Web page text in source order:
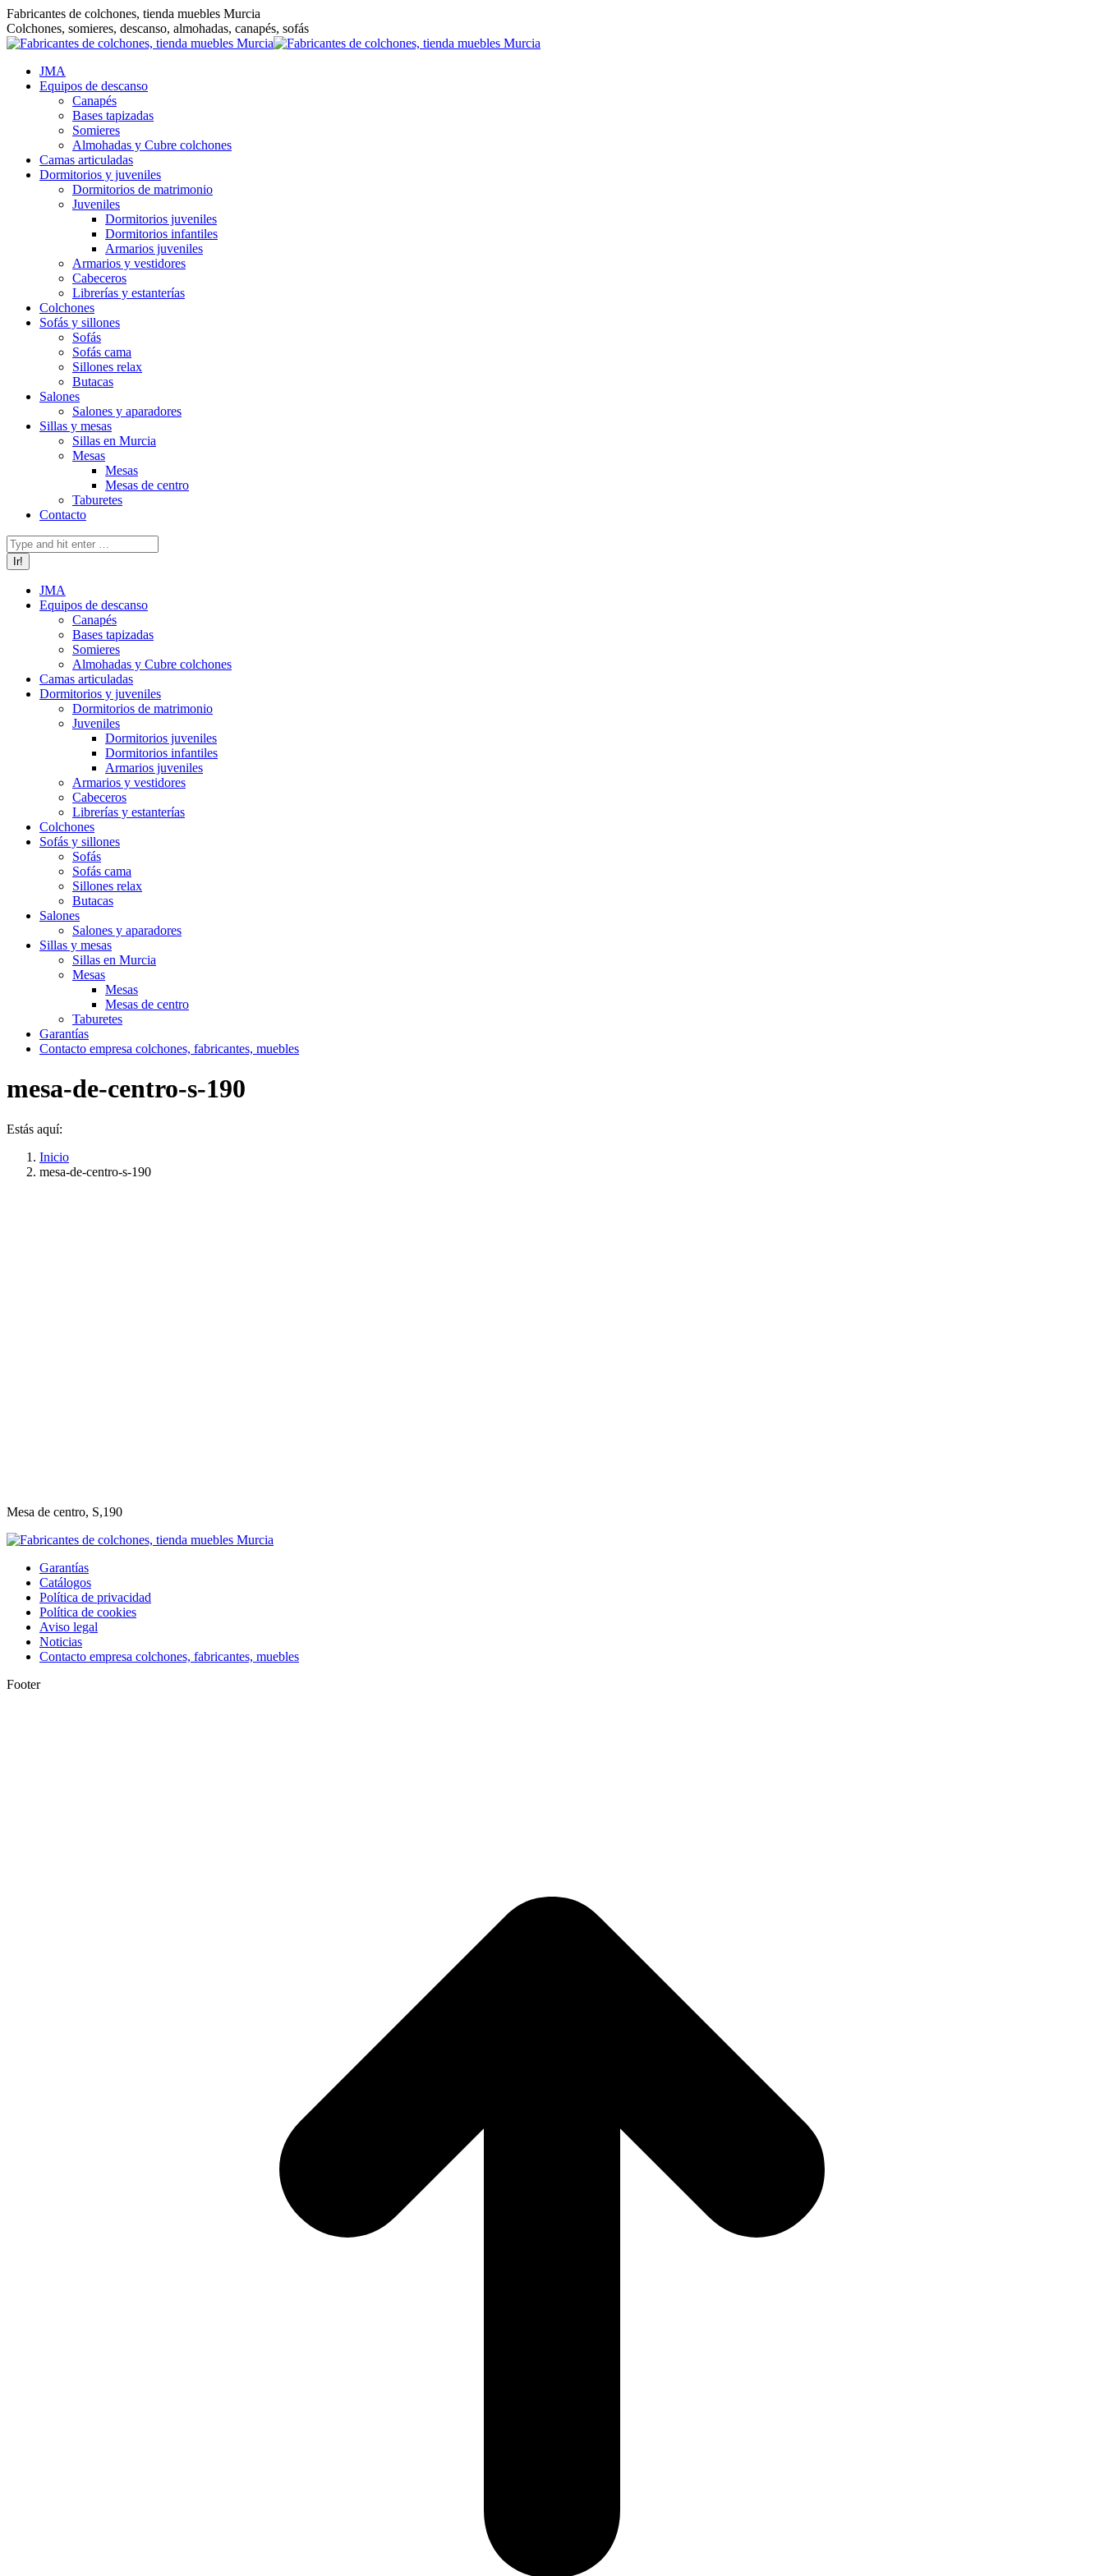
Saltar
al
contenido
Fabricantes de colchones, tienda muebles Murcia
Colchones, somieres, descanso, almohadas, canapés, sofás
JMA
Equipos de descanso
Canapés
Bases tapizadas
Somieres
Almohadas y Cubre colchones
Camas articuladas
Dormitorios y juveniles
Dormitorios de matrimonio
Juveniles
Dormitorios juveniles
Dormitorios infantiles
Armarios juveniles
Armarios y vestidores
Cabeceros
Librerías y estanterías
Colchones
Sofás y sillones
Sofás
Sofás cama
Sillones relax
Butacas
Salones
Salones y aparadores
Sillas y mesas
Sillas en Murcia
Mesas
Mesas
Mesas de centro
Taburetes
Contacto
Buscar:
JMA
Equipos de descanso
Canapés
Bases tapizadas
Somieres
Almohadas y Cubre colchones
Camas articuladas
Dormitorios y juveniles
Dormitorios de matrimonio
Juveniles
Dormitorios juveniles
Dormitorios infantiles
Armarios juveniles
Armarios y vestidores
Cabeceros
Librerías y estanterías
Colchones
Sofás y sillones
Sofás
Sofás cama
Sillones relax
Butacas
Salones
Salones y aparadores
Sillas y mesas
Sillas en Murcia
Mesas
Mesas
Mesas de centro
Taburetes
Garantías
Contacto empresa colchones, fabricantes, muebles
mesa-de-centro-s-190
Estás aquí:
Inicio
mesa-de-centro-s-190
Mesa de centro, S,190
Garantías
Catálogos
Política de privacidad
Política de cookies
Aviso legal
Noticias
Contacto empresa colchones, fabricantes, muebles
Footer